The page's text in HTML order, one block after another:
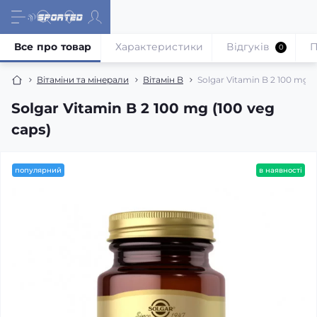
Вітаміни та мінерали Вітамін B Solgar Vitamin B 2 100 mg
Solgar Vitamin B 2 100 mg (100 veg
caps)
Все про товар Характеристики Відгуків 0
популярний в наявності